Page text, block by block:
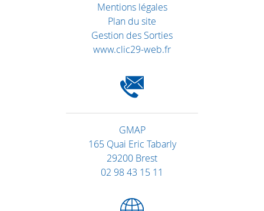
Mentions légales
Plan du site
Gestion des Sorties
www.clic29-web.fr
GMAP
165 Quai Eric Tabarly
29200 Brest
02 98 43 15 11